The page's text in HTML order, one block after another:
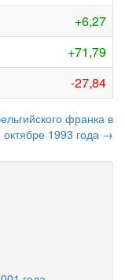
+6,27
+71,79
-27,84
франка в
октябре 1993 года →